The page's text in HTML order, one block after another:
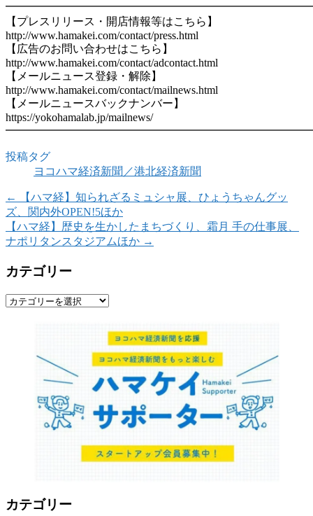
【プレスリリース・開店情報等はこちら】
http://www.hamakei.com/contact/press.html
【広告のお問い合わせはこちら】
http://www.hamakei.com/contact/adcontact.html
【メールニュース登録・解除】
http://www.hamakei.com/contact/mailnews.html
【メールニュースバックナンバー】
https://yokohamalab.jp/mailnews/
投稿タグ
ヨコハマ経済新聞／港北経済新聞
←
【ハマ経】知られざるミュシャ展、ひょうちゃんグッ
ズ、関内外OPEN!5ほか
【ハマ経】歴史を生かしたまちづくり、霜月 手の仕事展、
ナポリタンスタジアムほか →
カテゴリー
カ
カテゴリー